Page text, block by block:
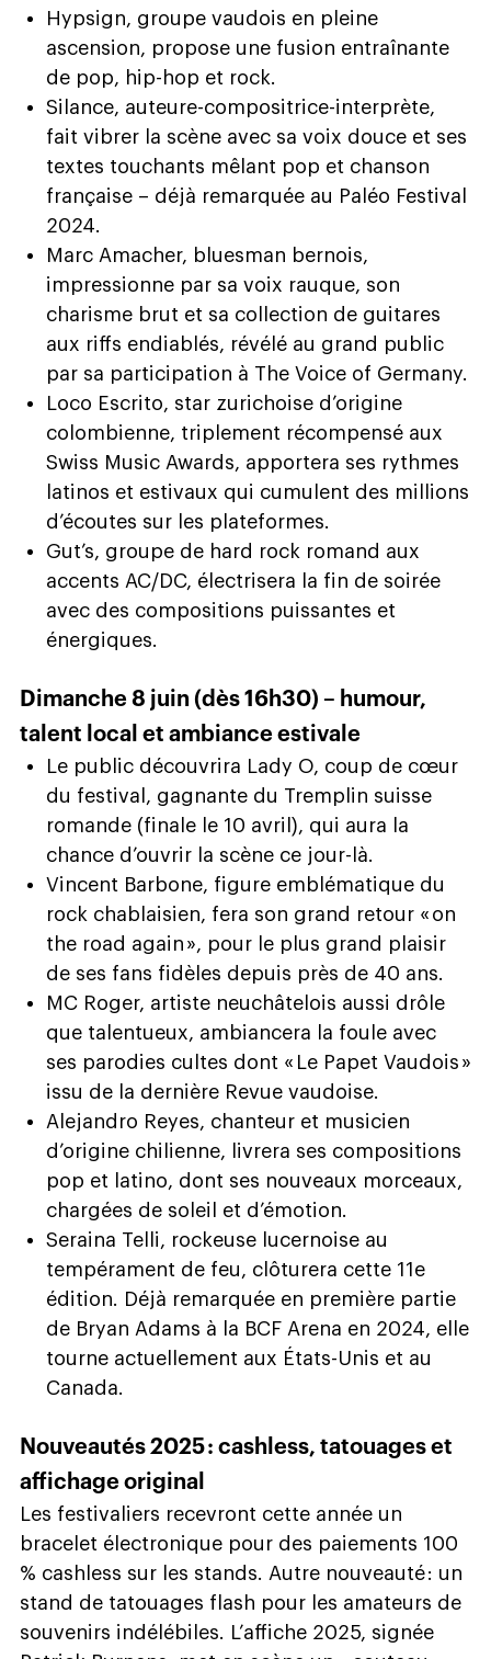
Hypsign, groupe vaudois en pleine
ascension, propose une fusion entraînante
de pop, hip-hop et rock.
Silance, auteure-compositrice-interprète,
fait vibrer la scène avec sa voix douce et ses
textes touchants mêlant pop et chanson
française – déjà remarquée au Paléo Festival
2024.
Marc Amacher, bluesman bernois,
impressionne par sa voix rauque, son
charisme brut et sa collection de guitares
aux riffs endiablés, révélé au grand public
par sa participation à The Voice of Germany.
Loco Escrito, star zurichoise d’origine
colombienne, triplement récompensé aux
Swiss Music Awards, apportera ses rythmes
latinos et estivaux qui cumulent des millions
d’écoutes sur les plateformes.
Gut’s, groupe de hard rock romand aux
accents AC/DC, électrisera la fin de soirée
avec des compositions puissantes et
énergiques.
Dimanche 8 juin (dès 16h30) – humour,
talent local et ambiance estivale
Le public découvrira Lady O, coup de cœur
du festival, gagnante du Tremplin suisse
romande (finale le 10 avril), qui aura la
chance d’ouvrir la scène ce jour-là.
Vincent Barbone, figure emblématique du
rock chablaisien, fera son grand retour « on
the road again », pour le plus grand plaisir
de ses fans fidèles depuis près de 40 ans.
MC Roger, artiste neuchâtelois aussi drôle
que talentueux, ambiancera la foule avec
ses parodies cultes dont « Le Papet Vaudois »
issu de la dernière Revue vaudoise.
Alejandro Reyes, chanteur et musicien
d’origine chilienne, livrera ses compositions
pop et latino, dont ses nouveaux morceaux,
chargées de soleil et d’émotion.
Seraina Telli, rockeuse lucernoise au
tempérament de feu, clôturera cette 11e
édition. Déjà remarquée en première partie
de Bryan Adams à la BCF Arena en 2024, elle
tourne actuellement aux États-Unis et au
Canada.
Nouveautés 2025 : cashless, tatouages et
affichage original
Les festivaliers recevront cette année un
bracelet électronique pour des paiements 100
% cashless sur les stands. Autre nouveauté : un
stand de tatouages flash pour les amateurs de
souvenirs indélébiles. L’affiche 2025, signée